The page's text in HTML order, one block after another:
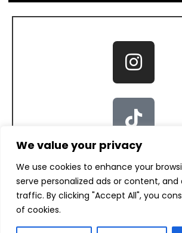
We value your privacy
We use cookies to enhance your
serve personalized ads or content, and
traffic. By clicking "Accept All", you
of cookies.